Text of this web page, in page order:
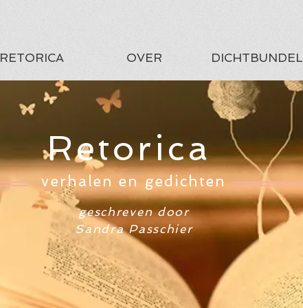
RETORICA OVER DICHTBUNDEL
Retorica
verhalen en gedichten
geschreven door
Sandra Passchier